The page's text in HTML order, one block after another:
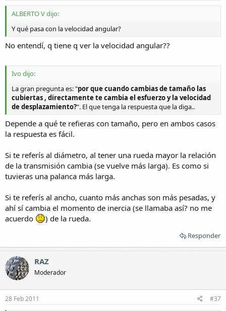
ALBERTO V dijo:
Y qué pasa con la velocidad angular?
No entendí, q tiene q ver la velocidad angular??
Ivo dijo:
La gran pregunta es: "por que cuando cambias de tamaño las
cubiertas , directamente te cambia el esfuerzo y la velocidad
de desplazamiento?". El que tenga la respuesta que la diga..
Depende a qué te refieras con tamaño, pero en ambos casos
la respuesta es fácil.
Si te referís al diámetro, al tener una rueda mayor la relación
de la transmisión cambia (se vuelve más larga). Es como si
tuvieras una palanca más larga.
Si te referís al ancho, cuanto más anchas son más pesadas, y
ahí sí cambia el momento de inercia (se llamaba así? no me
acuerdo
) de la rueda.
Responder
RAZ
Moderador
28 Feb 2011 #37